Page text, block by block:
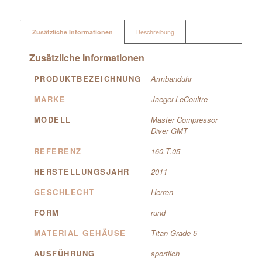
Zusätzliche Informationen Beschreibung
Zusätzliche Informationen
PRODUKTBEZEICHNUNG
Armbanduhr
MARKE
Jaeger-LeCoultre
MODELL
Master Compressor
Diver GMT
REFERENZ
160.T.05
HERSTELLUNGSJAHR
2011
GESCHLECHT
Herren
FORM
rund
MATERIAL GEHÄUSE
Titan Grade 5
AUSFÜHRUNG
sportlich